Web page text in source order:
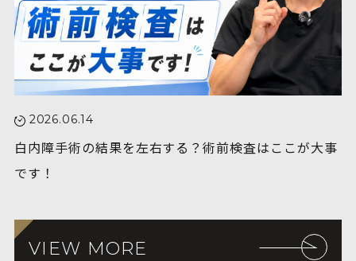
2026.06.14
白内障手術の結果を左右する？術前検査はここが大事
です！
VIEW MORE